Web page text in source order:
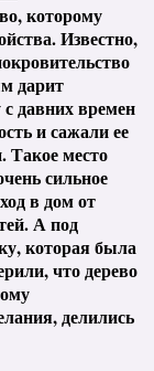
которому
Известно,
дарит
давних времен
и сажали ее
Такое место
сильное
в дом от
А под
которая была
что дерево
делились